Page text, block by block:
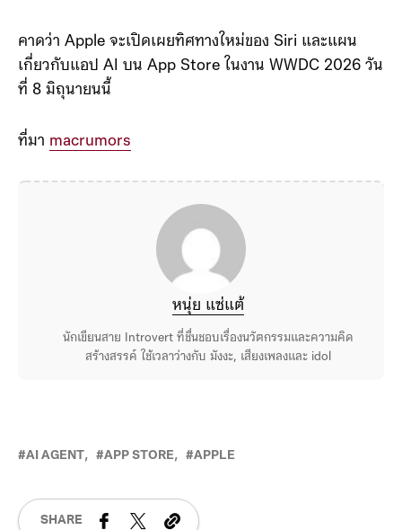
คาดว่า Apple จะเปิดเผยทิศทางใหม่ของ Siri และแผน
เกี่ยวกับแอป AI บน App Store ในงาน WWDC 2026 วัน
ที่ 8 มิถุนายนนี้
ที่มา macrumors
หนุ่ย แซ่แต้
นักเขียนสาย Introvert ที่ชื่นชอบเรื่องนวัตกรรมและความคิด
สร้างสรรค์ ใช้เวลาว่างกับ มังงะ, เสียงเพลงและ idol
AI AGENT APP STORE APPLE
SHARE